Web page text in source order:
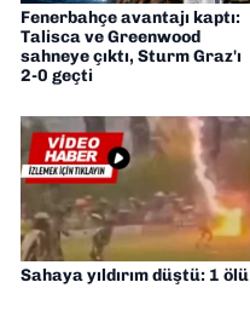
Fenerbahçe avantajı kaptı:
Talisca ve Greenwood
sahneye çıktı, Sturm Graz'ı
2-0 geçti
Sahaya yıldırım düştü: 1 ölü